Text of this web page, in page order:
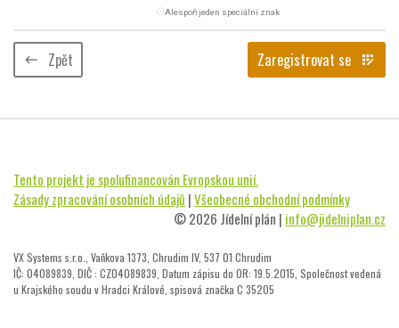
radio_button_uncheckedAlespoň jeden speciální znak
keyboard_backspace Zpět Zaregistrovat se app_registration
Tento projekt je spolufinancován Evropskou unií.
Zásady zpracování osobních údajů |Všeobecné obchodní podmínky
© 2026 Jídelní plán | info@jidelniplan.cz
VX Systems s.r.o., Vaňkova 1373, Chrudim IV, 537 01 Chrudim
IČ: 04089839, DIČ : CZ04089839, Datum zápisu do OR: 19.5.2015, Společnost vedená
u Krajského soudu v Hradci Králové, spisová značka C 35205